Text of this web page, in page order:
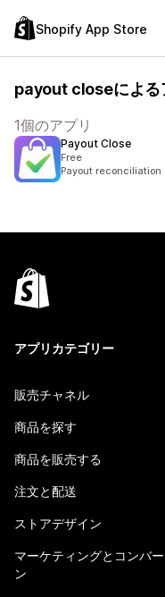
Shopify App Store
payout closeによる
1個のアプリ
Payout Close
Free
Payout
アプリカテゴリー
販売チャネル
商品を探す
商品を販売する
注文と配送
ストアデザイン
マーケティングとコンバー
ン